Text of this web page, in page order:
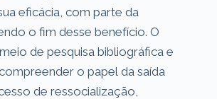
eficácia, com parte da
o fim desse benefício. O
de pesquisa bibliográfica e
o papel da saída
de ressocialização,